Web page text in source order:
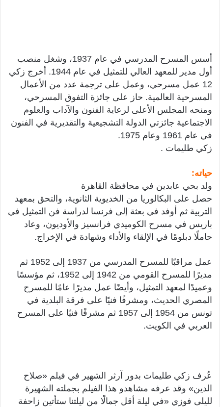
أسس المسرح المدرسي في عام 1937، وشغل منصب
أول مدير للمعهد العالي للتمثيل في عام 1944. أخرج زكي
12 عمل مسرحي، وعمل على ترجمة عدد من الأعمال
المسرحية العالمية. حاز على جائزة التفوق المسرحي،
ومنحه المجلس الأعلى لرعاية الفنون والآداب والعلوم
الاجتماعية جائزتي الدولة التشجيعية والتقديرية في الفنون
في عام 1961 وعام 1975.
زكي طليمات .
حياته:
ولد بحي عابدين في محافظة القاهرة
حصل على البكالوريا من الخديوية الثانوية، والتحق بمعهد
التربية ثم أوفد في بعثة إلى فرنسا لدراسة فن التمثيل في
باريس في مسرح الكوميدي فرانسيز والأوديون، وعاد
حاملًا دبلومًا في الإلقاء والأداء وشهادة في الإخراج.
عمل مراقبًا للمسرح المدرسي من 1937 إلى 1952 ثم
مديرًا للمسرح القومي من 1942 إلى 1952، ثم مؤسسًا
وعميدًا لمعهد التمثيل، وأيضًا عمل مديرًا عامًا للمسرح
المصري الحديث، ومشرفًا فنيًا على فرقة البلدية في
تونس من 1954 إلى 1957 ثم مشرفًا فنيًا على المسرح
العربي في الكويت.
عُرف زكي طليمات بدور آرثر الشهير في فيلم «صلاح
الدين» وقد عرفه مشاهدو هذا الفيلم بجملته الشهيرة
لليلى فوزي «في ليلة أقل جمالًا من ليلتنا ستأتين زاحفة